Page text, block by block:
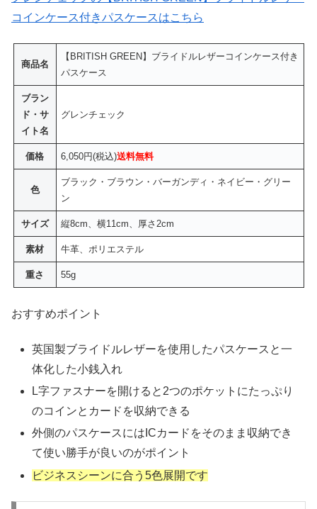
コインケース付きパスケースはこちら
商品名
【BRITISH GREEN】ブライドルレザーコインケース付き
パスケース
ブラン
ド・サ
イト名
グレンチェック
価格 6,050円(税込)送料無料
色
ブラック・ブラウン・バーガンディ・ネイビー・グリー
ン
サイズ 縦8cm、横11cm、厚さ2cm
素材 牛革、ポリエステル
重さ 55g
おすすめポイント
英国製ブライドルレザーを使用したパスケースと一
体化した小銭入れ
L字ファスナーを開けると2つのポケットにたっぷり
のコインとカードを収納できる
外側のパスケースにはICカードをそのまま収納でき
て使い勝手が良いのがポイント
ビジネスシーンに合う5色展開です